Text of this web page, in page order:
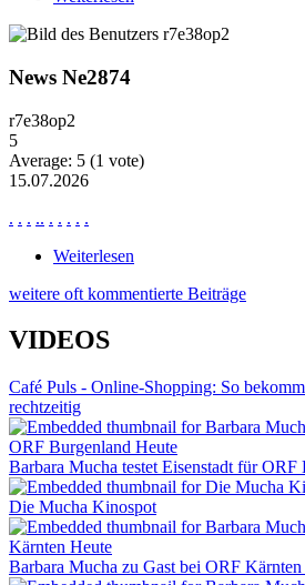
News Ne2874
r7e38op2
5
Average: 5 (1 vote)
15.07.2026
. . . .. . . . . .
Weiterlesen
weitere oft kommentierte Beiträge
VIDEOS
Café Puls - Online-Shopping: So
rechtzeitig
Barbara Mucha testet Eisenstadt für ORF
Die Mucha Kinospot
Barbara Mucha zu Gast bei ORF